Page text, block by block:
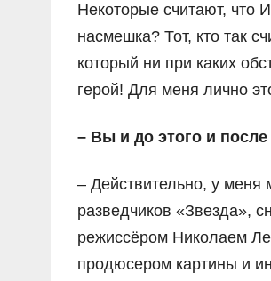
Некоторые считают, что
насмешка? Тот, кто так
который ни при каких
герой! Для меня лично
– Вы и до этого и
– Действительно, у
разведчиков «Звезда»,
режиссёром Николаем
продюсером картины и